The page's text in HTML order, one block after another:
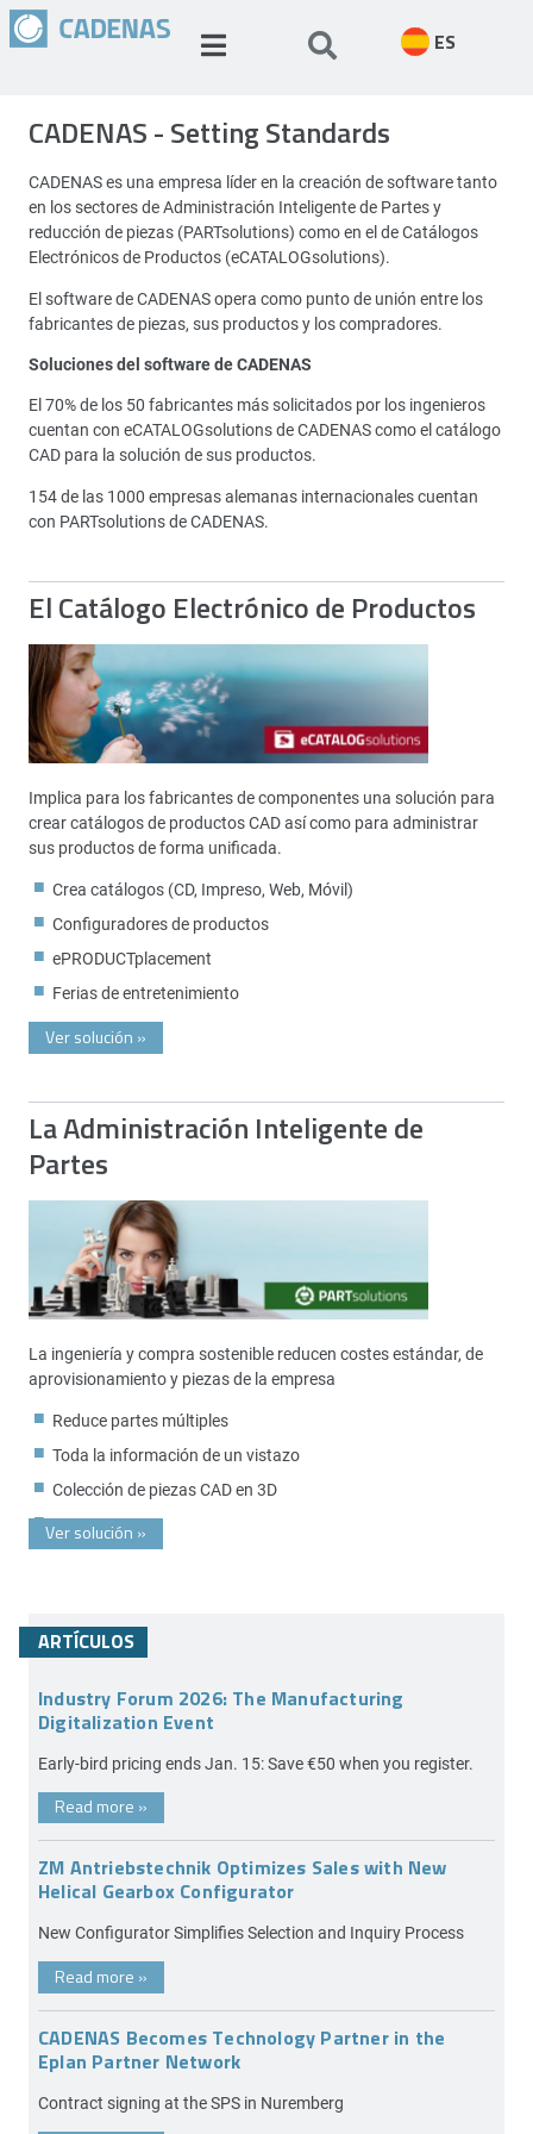
ES
CADENAS - Setting Standards
CADENAS es una empresa líder en la creación de software tanto
en los sectores de Administración Inteligente de Partes y
reducción de piezas (PARTsolutions) como en el de Catálogos
Electrónicos de Productos (eCATALOGsolutions).
El software de CADENAS opera como punto de unión entre los
fabricantes de piezas, sus productos y los compradores.
Soluciones del software de CADENAS
El 70% de los 50 fabricantes más solicitados por los ingenieros
cuentan con eCATALOGsolutions de CADENAS como el catálogo
CAD para la solución de sus productos.
154 de las 1000 empresas alemanas internacionales cuentan
con PARTsolutions de CADENAS.
El Catálogo Electrónico de Productos
Implica para los fabricantes de componentes una solución para
crear catálogos de productos CAD así como para administrar
sus productos de forma unificada.
Crea catálogos (CD, Impreso, Web, Móvil)
Configuradores de productos
ePRODUCTplacement
Ferias de entretenimiento
Ver solución »
La Administración Inteligente de
Partes
La ingeniería y compra sostenible reducen costes estándar, de
aprovisionamiento y piezas de la empresa
Reduce partes múltiples
Toda la información de un vistazo
Colección de piezas CAD en 3D
Ver solución »
ARTÍCULOS
Industry Forum 2026: The Manufacturing
Digitalization Event
Early-bird pricing ends Jan. 15: Save €50 when you register.
Read more »
ZM Antriebstechnik Optimizes Sales with New
Helical Gearbox Configurator
New Configurator Simplifies Selection and Inquiry Process
Read more »
CADENAS Becomes Technology Partner in the
Eplan Partner Network
Contract signing at the SPS in Nuremberg